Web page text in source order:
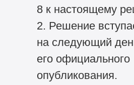
8 к настоящему
2. Решение
на следующий
его официального
опубликования.